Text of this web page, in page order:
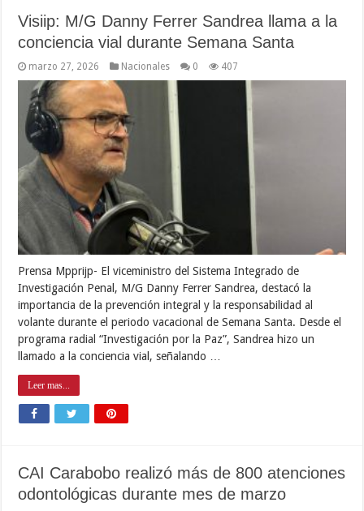
Visiip: M/G Danny Ferrer Sandrea llama a la
conciencia vial durante Semana Santa
marzo 27, 2026 Nacionales 0 407
Prensa Mpprijp- El viceministro del Sistema Integrado de
Investigación Penal, M/G Danny Ferrer Sandrea, destacó la
importancia de la prevención integral y la responsabilidad al
volante durante el periodo vacacional de Semana Santa. Desde el
programa radial “Investigación por la Paz”, Sandrea hizo un
llamado a la conciencia vial, señalando …
Leer mas...
CAI Carabobo realizó más de 800 atenciones
odontológicas durante mes de marzo